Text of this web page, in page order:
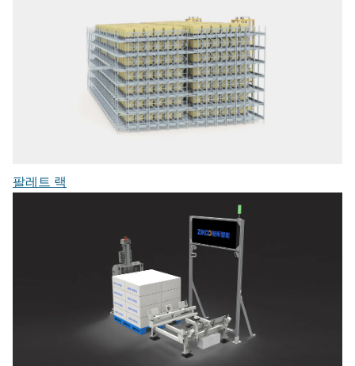
팔레트 랙